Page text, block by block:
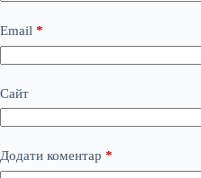
Email *
Сайт
Додати коментар *